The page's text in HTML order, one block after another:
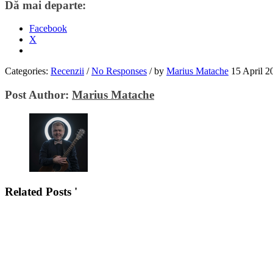
Dă mai departe:
Facebook
X
Categories: Recenzii / No Responses /by Marius Matache 15 April
Post Author: Marius Matache
Related Posts '